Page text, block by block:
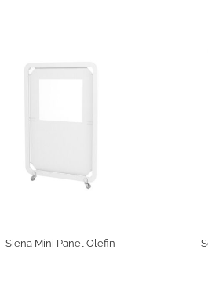
Siena Mini Panel Olefin